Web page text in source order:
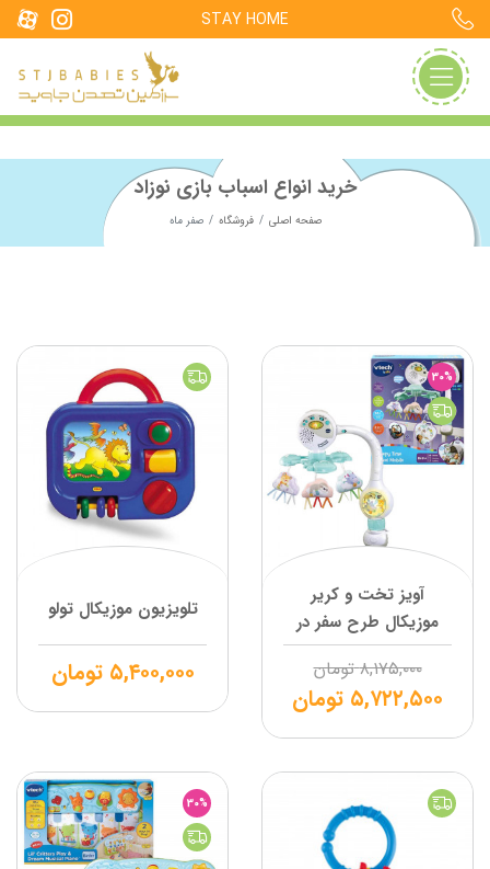
STAY HOME
خرید انواع اسباب بازی نوزاد
صفحه اصلی فروشگاه صفر ماه
30%
آویز تخت و کریر
موزیکال طرح سفر در
زمان وی تک
۸,۱۷۵,۰۰۰ تومان
۵,۷۲۲,۵۰۰ تومان
تلویزیون موزیکال تولو
۵,۴۰۰,۰۰۰ تومان
30%